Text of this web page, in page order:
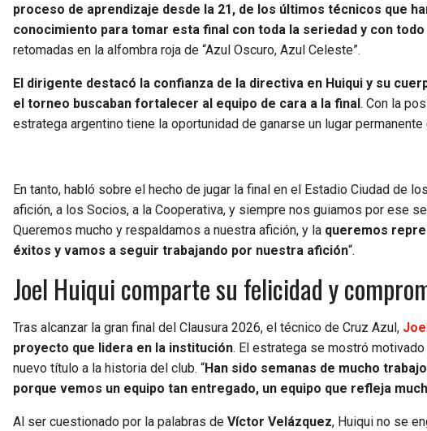
proceso de aprendizaje desde la 21, de los últimos técnicos que
conocimiento para tomar esta final con toda la seriedad y con
retomadas en la alfombra roja de “Azul Oscuro, Azul Celeste”.
El dirigente destacó la confianza de la directiva en Huiqui y su
el torneo buscaban fortalecer al equipo de cara a la final . Con la
estratega argentino tiene la oportunidad de ganarse un lugar
En tanto, habló sobre el hecho de jugar la final en el Estadio Ciudad de
afición, a los Socios, a la Cooperativa, y siempre nos guiamos por ese
Queremos mucho y respaldamos a nuestra afición, y la queremos
éxitos y vamos a seguir trabajando por nuestra afición“.
Joel Huiqui comparte su felicidad y
Tras alcanzar la gran final del Clausura 2026, el técnico de Cruz Azul,
proyecto que lidera en la institución. El estratega se mostró
nuevo título a la historia del club. “Han sido semanas de mucho
porque vemos un equipo tan entregado, un equipo que refleja
Al ser cuestionado por la palabras de Víctor Velázquez, Huiqui no se